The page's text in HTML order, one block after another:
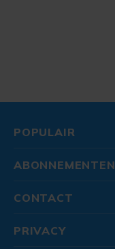
POPULAIR
ABONNEMENTEN
CONTACT
PRIVACY